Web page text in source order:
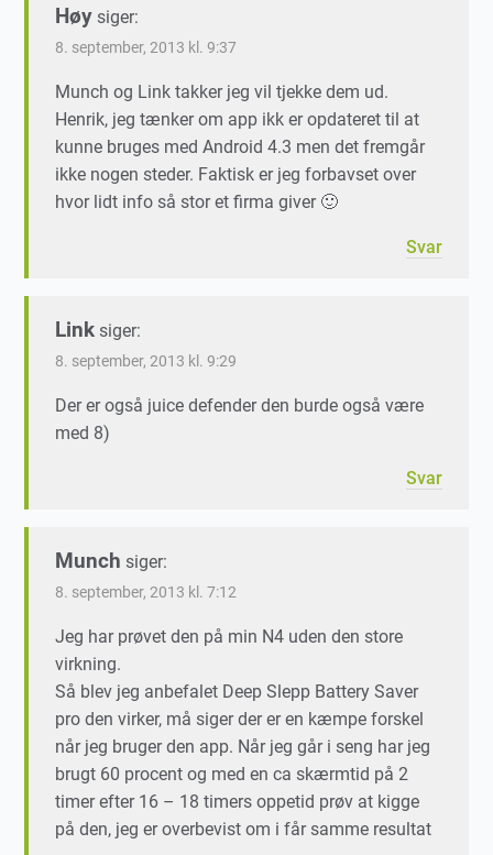
Høy siger:
8. september, 2013 kl. 9:37
Munch og Link takker jeg vil tjekke dem ud.
Henrik, jeg tænker om app ikk er opdateret til at
kunne bruges med Android 4.3 men det fremgår
ikke nogen steder. Faktisk er jeg forbavset over
hvor lidt info så stor et firma giver 🙂
Svar
Link siger:
8. september, 2013 kl. 9:29
Der er også juice defender den burde også være
med 8)
Svar
Munch siger:
8. september, 2013 kl. 7:12
Jeg har prøvet den på min N4 uden den store
virkning.
Så blev jeg anbefalet Deep Slepp Battery Saver
pro den virker, må siger der er en kæmpe forskel
når jeg bruger den app. Når jeg går i seng har jeg
brugt 60 procent og med en ca skærmtid på 2
timer efter 16 – 18 timers oppetid prøv at kigge
på den, jeg er overbevist om i får samme resultat